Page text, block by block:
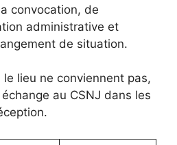
convocation, de
administrative et
de situation.
lieu ne conviennent pas,
au CSNJ dans les